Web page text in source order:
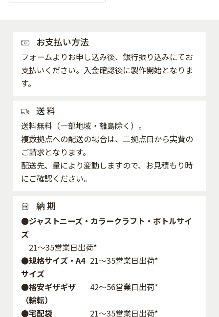
お支払い方法
フォームよりお申し込み後、銀行振り込みにてお
支払いください。入金確認後に製作開始となりま
す。
送 料
送料無料（一部地域・離島除く）。
複数拠点への配送の場合は、二拠点目から実費の
ご請求となります。
配送先、量により変動しますので、お見積もり時
にご確認ください。
納 期
●ジャストニーズ・カラークラフト・ボトルサイ
ズ
21～35営業日出荷*
●規格サイズ・A4
サイズ
21～35営業日出荷*
●格安ギザギザ
（輪転）
42〜56営業日出荷*
●宅配袋
21～35営業日出荷*